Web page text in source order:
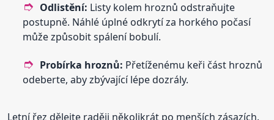
Odlistění: Listy kolem hroznů odstraňujte
postupně. Náhlé úplné odkrytí za horkého počasí
může způsobit spálení bobulí.
Probírka hroznů: Přetíženému keři část hroznů
odeberte, aby zbývající lépe dozrály.
Letní řez dělejte raději několikrát po menších zásazích.